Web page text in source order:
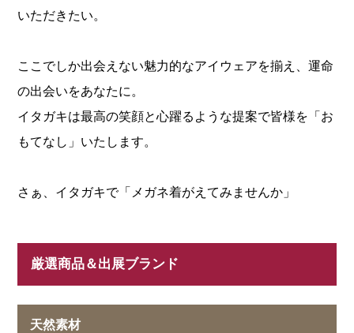
いただきたい。
ここでしか出会えない魅力的なアイウェアを揃え、運命
の出会いをあなたに。
イタガキは最高の笑顔と心躍るような提案で皆様を「お
もてなし」いたします。
さぁ、イタガキで「メガネ着がえてみませんか」
厳選商品＆出展ブランド
天然素材